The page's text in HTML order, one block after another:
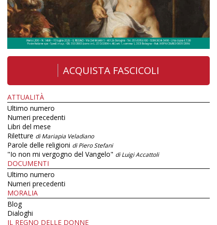
ACQUISTA FASCICOLI
ATTUALITÀ
Ultimo numero
Numeri precedenti
Libri del mese
Riletture di Mariapia Veladiano
Parole delle religioni di Piero Stefani
"Io non mi vergogno del Vangelo" di Luigi Accattoli
DOCUMENTI
Ultimo numero
Numeri precedenti
MORALIA
Blog
Dialoghi
IL REGNO DELLE DONNE